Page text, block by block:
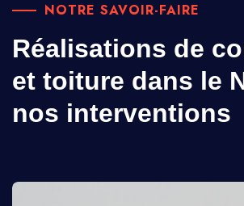
NOTRE SAVOIR-FAIRE
Réalisations de
et toiture dans le
nos interventions